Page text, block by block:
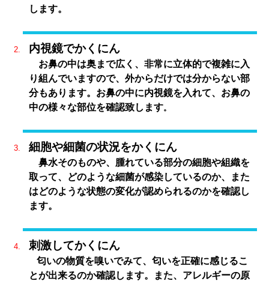
します。
内視鏡でかくにん
お鼻の中は奥まで広く、非常に立体的で複雑に入
り組んでいますので、外からだけでは分からない部
分もあります。お鼻の中に内視鏡を入れて、お鼻の
中の様々な部位を確認致します。
細胞や細菌の状況をかくにん
鼻水そのものや、腫れている部分の細胞や組織を
取って、どのような細菌が感染しているのか、また
はどのような状態の変化が認められるのかを確認し
ます。
刺激してかくにん
匂いの物質を嗅いでみて、匂いを正確に感じるこ
とが出来るのか確認します。また、アレルギーの原